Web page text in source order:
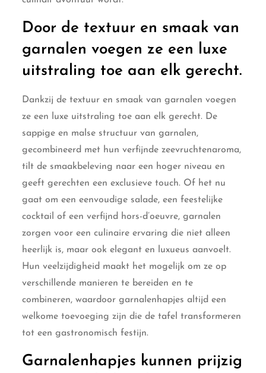
Door de textuur en smaak van
garnalen voegen ze een luxe
uitstraling toe aan elk gerecht.
Dankzij de textuur en smaak van garnalen voegen
ze een luxe uitstraling toe aan elk gerecht. De
sappige en malse structuur van garnalen,
gecombineerd met hun verfijnde zeevruchtenaroma,
tilt de smaakbeleving naar een hoger niveau en
geeft gerechten een exclusieve touch. Of het nu
gaat om een eenvoudige salade, een feestelijke
cocktail of een verfijnd hors-d’oeuvre, garnalen
zorgen voor een culinaire ervaring die niet alleen
heerlijk is, maar ook elegant en luxueus aanvoelt.
Hun veelzijdigheid maakt het mogelijk om ze op
verschillende manieren te bereiden en te
combineren, waardoor garnalenhapjes altijd een
welkome toevoeging zijn die de tafel transformeren
tot een gastronomisch festijn.
Garnalenhapjes kunnen prijzig